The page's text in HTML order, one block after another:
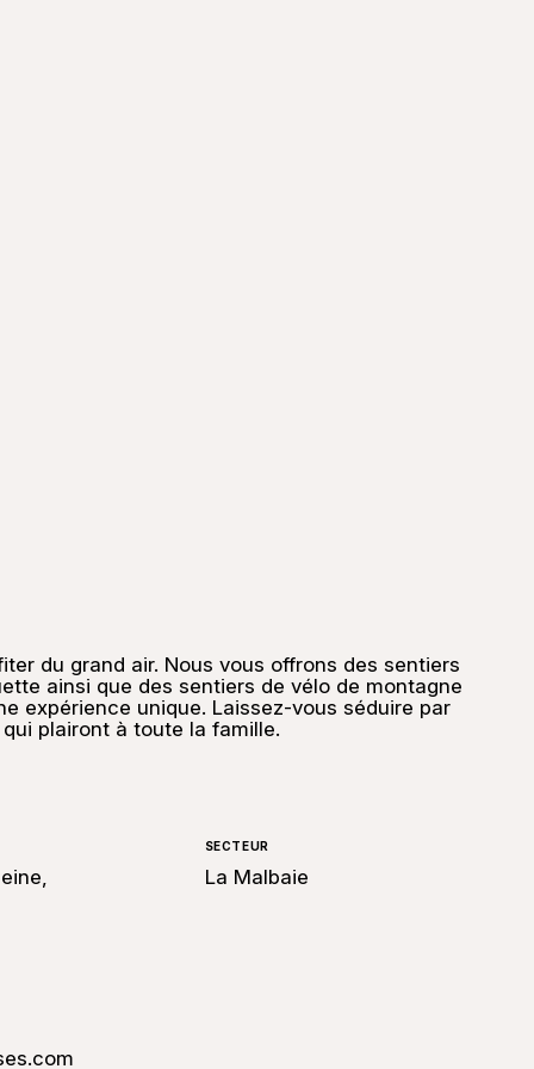
du grand air. Nous vous offrons des sentiers
ainsi que des sentiers de vélo de montagne
expérience unique. Laissez-vous séduire par
plairont à toute la famille.
SECTEUR
La Malbaie